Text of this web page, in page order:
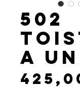
502
a